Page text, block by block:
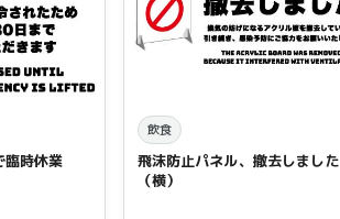
時休業
飲食
飛沫防止パネル、撤去しました
（横）